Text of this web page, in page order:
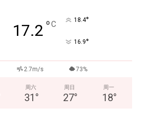
17.2 °C 18.4°
16.9°
2.7m/s 73%
周六
31 °
周日
27°
周一
18°